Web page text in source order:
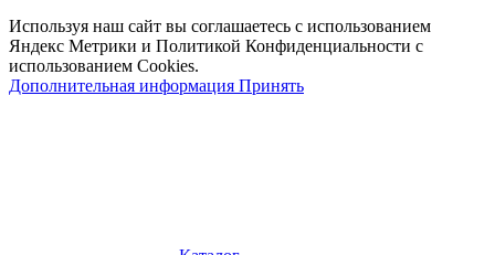
Используя наш сайт вы соглашаетесь с использованием
Яндекс Метрики и Политикой Конфиденциальности с
использованием Cookies.
Дополнительная информация Принять